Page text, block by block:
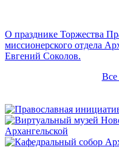
О празднике Торжества
миссионерского отдела
Евгений Соколов.
Все